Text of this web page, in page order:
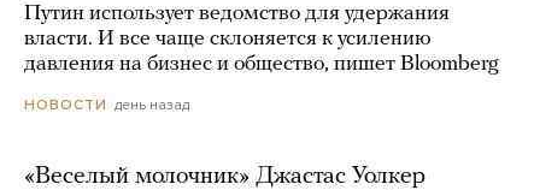
Путин использует ведомство для удержания
власти. И все чаще склоняется к усилению
давления на бизнес и общество, пишет Bloomberg
НОВОСТИ день назад
«Веселый молочник» Джастас Уолкер